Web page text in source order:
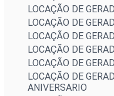
LOCAÇÃO DE
LOCAÇÃO DE
LOCAÇÃO DE
LOCAÇÃO DE
LOCAÇÃO DE
LOCAÇÃO DE
ANIVERSARIO